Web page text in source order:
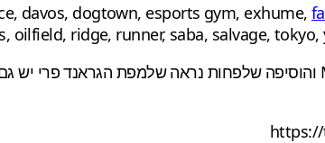
ridge, runner, saba, salvage,
https://